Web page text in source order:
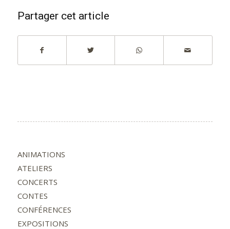
Partager cet article
ANIMATIONS
ATELIERS
CONCERTS
CONTES
CONFÉRENCES
EXPOSITIONS